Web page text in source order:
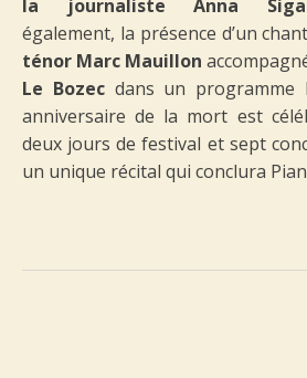
la journaliste Anna
également, la présence d’un
ténor Marc Mauillon
Le Bozec dans un programme
anniversaire de la mort est
deux jours de festival et sept
un unique récital qui conclura